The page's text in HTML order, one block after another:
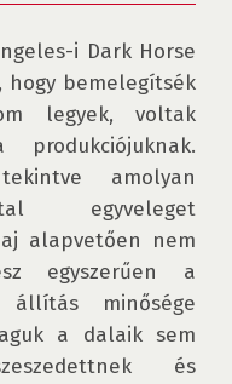
i Dark Horse
hogy bemelegítsék
legyek, voltak
amolyan
egyveleget
alapvetően nem
egyszerűen a
minősége
a dalaik sem
és